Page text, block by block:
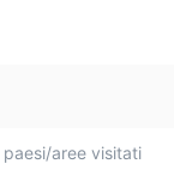
paesi/aree visitati